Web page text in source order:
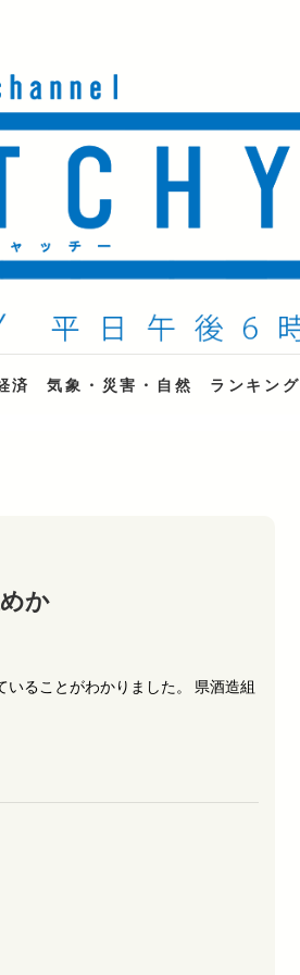
済 気象・災害・自然 ランキング
か
ることがわかりました。 県酒造組